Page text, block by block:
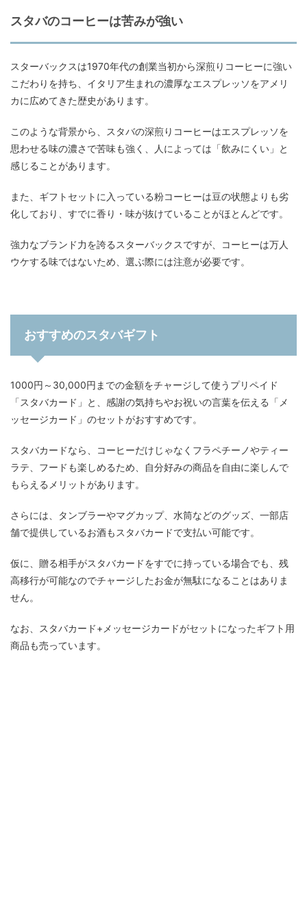
スタバのコーヒーは苦みが強い
スターバックスは1970年代の創業当初から深煎りコーヒーに強い
こだわりを持ち、イタリア生まれの濃厚なエスプレッソをアメリ
カに広めてきた歴史があります。
このような背景から、スタバの深煎りコーヒーはエスプレッソを
思わせる味の濃さで苦味も強く、人によっては「飲みにくい」と
感じることがあります。
また、ギフトセットに入っている粉コーヒーは豆の状態よりも劣
化しており、すでに香り・味が抜けていることがほとんどです。
強力なブランド力を誇るスターバックスですが、コーヒーは万人
ウケする味ではないため、選ぶ際には注意が必要です。
おすすめのスタバギフト
1000円～30,000円までの金額をチャージして使うプリペイド
「スタバカード」と、感謝の気持ちやお祝いの言葉を伝える「メ
ッセージカード」のセットがおすすめです。
スタバカードなら、コーヒーだけじゃなくフラペチーノやティー
ラテ、フードも楽しめるため、自分好みの商品を自由に楽しんで
もらえるメリットがあります。
さらには、タンブラーやマグカップ、水筒などのグッズ、一部店
舗で提供しているお酒もスタバカードで支払い可能です。
仮に、贈る相手がスタバカードをすでに持っている場合でも、残
高移行が可能なのでチャージしたお金が無駄になることはありま
せん。
なお、スタバカード+メッセージカードがセットになったギフト用
商品も売っています。